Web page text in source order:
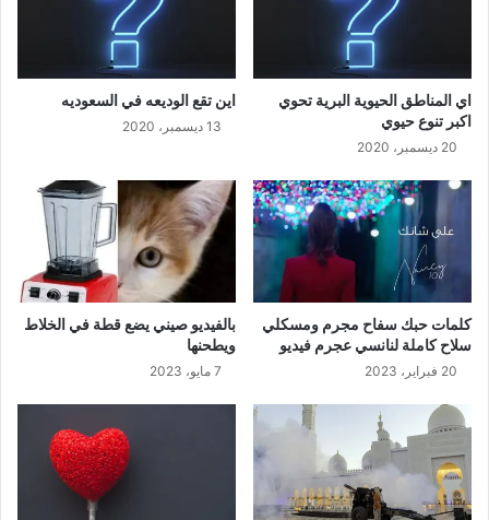
اي المناطق الحيوية البرية تحوي
اكبر تنوع حيوي
20 ديسمبر، 2020
اين تقع الوديعه في السعوديه
13 ديسمبر، 2020
كلمات حبك سفاح مجرم ومسكلي
سلاح كاملة لنانسي عجرم فيديو
20 فبراير، 2023
بالفيديو صيني يضع قطة في الخلاط
ويطحنها
7 مايو، 2023